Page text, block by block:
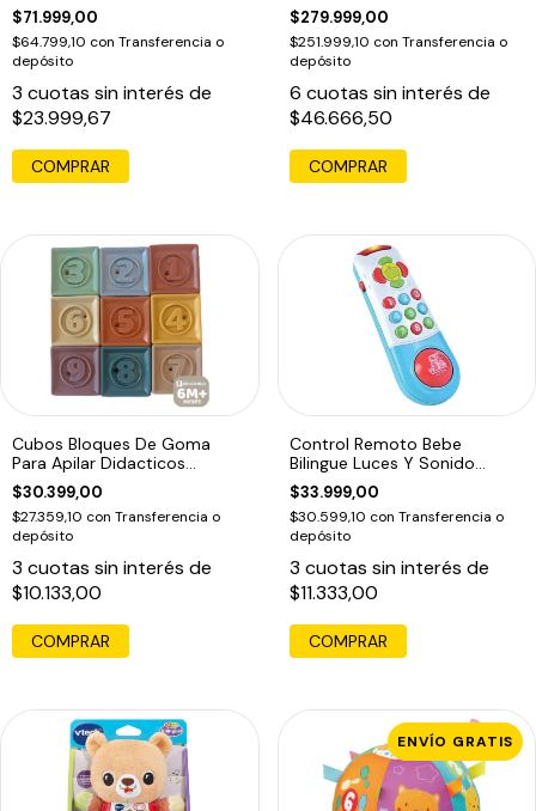
$71.999,00
$64.799,10 con Transferencia o
depósito
3 cuotas sin interés de
$23.999,67
$279.999,00
$251.999,10 con Transferencia o
depósito
6 cuotas sin interés de
$46.666,50
Cubos Bloques De Goma
Para Apilar Didacticos
Texturas Bebe Color
Multicolor
$30.399,00
$27.359,10 con Transferencia o
depósito
3 cuotas sin interés de
$10.133,00
Control Remoto Bebe
Bilingue Luces Y Sonido
Musical
$33.999,00
$30.599,10 con Transferencia o
depósito
3 cuotas sin interés de
$11.333,00
ENVÍO GRATIS